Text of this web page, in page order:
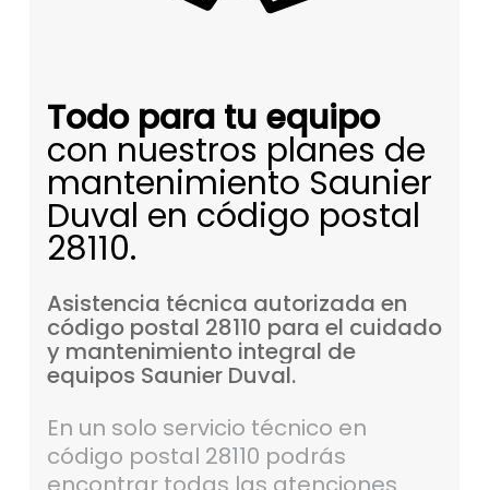
Todo para tu equipo
con nuestros planes de
mantenimiento Saunier
Duval en código postal
28110.
Asistencia técnica autorizada en
código postal 28110 para el cuidado
y mantenimiento integral de
equipos Saunier Duval.
En un solo servicio técnico en
código postal 28110 podrás